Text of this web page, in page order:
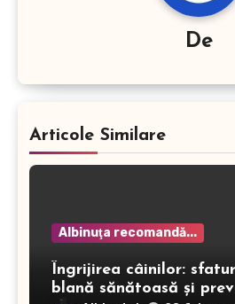
De
Articole Similare
Albinuţa recomandă...
Îngrijirea câinilor:
blană sănătoasă și